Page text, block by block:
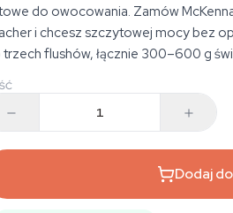
do owocowania. Zamów
i chcesz szczytowej mocy bez
trzech flushów, łącznie 300–600 g
Dodaj